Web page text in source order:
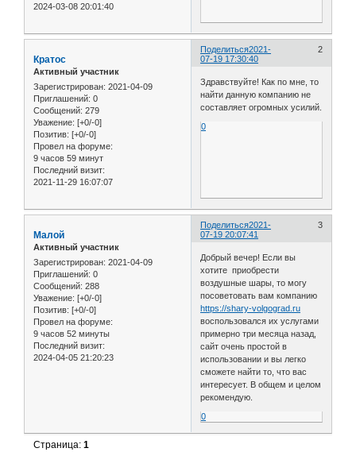
2024-03-08 20:01:40
Поделиться 2
2021-
07-19 17:30:40
Кратос
Активный участник
Зарегистрирован: 2021-04-09
Приглашений: 0
Сообщений: 279
Уважение: [+0/-0]
Позитив: [+0/-0]
Провел на форуме:
9 часов 59 минут
Последний визит:
2021-11-29 16:07:07
Здравствуйте! Как по мне, то
найти данную компанию не
составляет огромных усилий.
0
Поделиться 3
2021-
07-19 20:07:41
Малой
Активный участник
Зарегистрирован: 2021-04-09
Приглашений: 0
Сообщений: 288
Уважение: [+0/-0]
Позитив: [+0/-0]
Провел на форуме:
9 часов 52 минуты
Последний визит:
2024-04-05 21:20:23
Добрый вечер! Если вы
хотите приобрести
воздушные шары, то могу
посоветовать вам компанию
https://shary-volgograd.ru
воспользовался их услугами
примерно три месяца назад,
сайт очень простой в
использовании и вы легко
сможете найти то, что вас
интересует. В общем и целом
рекомендую.
0
Страница:1